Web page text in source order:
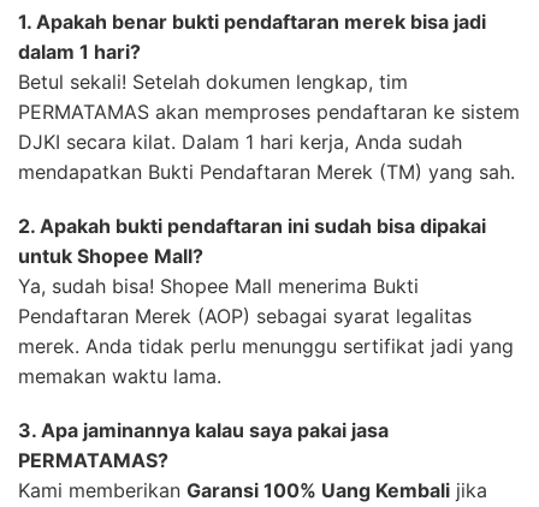
1. Apakah benar bukti pendaftaran merek bisa jadi
dalam 1 hari?
Betul sekali! Setelah dokumen lengkap, tim
PERMATAMAS akan memproses pendaftaran ke sistem
DJKI secara kilat. Dalam 1 hari kerja, Anda sudah
mendapatkan Bukti Pendaftaran Merek (TM) yang sah.
2. Apakah bukti pendaftaran ini sudah bisa dipakai
untuk Shopee Mall?
Ya, sudah bisa! Shopee Mall menerima Bukti
Pendaftaran Merek (AOP) sebagai syarat legalitas
merek. Anda tidak perlu menunggu sertifikat jadi yang
memakan waktu lama.
3. Apa jaminannya kalau saya pakai jasa
PERMATAMAS?
Kami memberikan Garansi 100% Uang Kembali jika